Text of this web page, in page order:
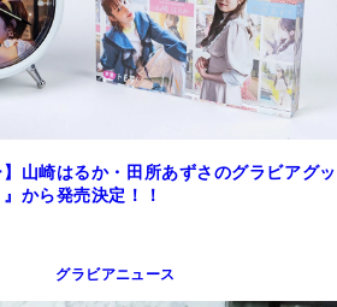
】山崎はるか・田所あずさのグラビアグッ
から発売決定！！
グラビアニュース